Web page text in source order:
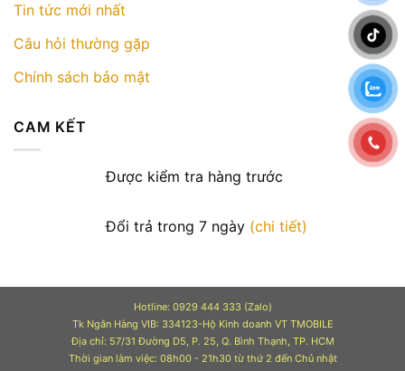
Tin tức mới nhất
Câu hỏi thường gặp
Chính sách bảo mật
CAM KẾT
Được kiểm tra hàng trước
Đổi trả trong 7 ngày (chi tiết)
Hotline: 0929 444 333 (Zalo)
Tk Ngân Hàng VIB: 334123-Hộ Kinh doanh VT TMOBILE
Địa chỉ: 57/31 Đường D5, P. 25, Q. Bình Thạnh, TP. HCM
Thời gian làm việc: 08h00 - 21h30 từ thứ 2 đến Chủ nhật